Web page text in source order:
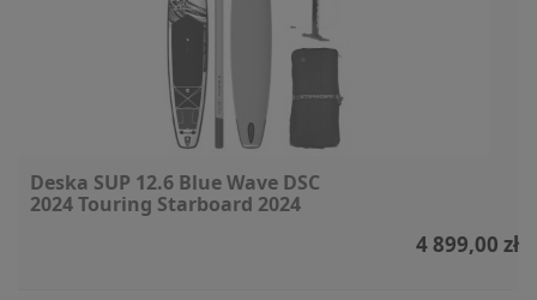
Deska SUP 12.6 Blue Wave DSC
2024 Touring Starboard 2024
4 899,00 zł